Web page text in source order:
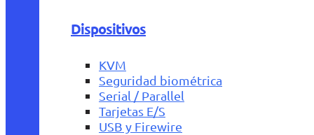
Dispositivos
KVM
Seguridad biométrica
Serial / Parallel
Tarjetas E/S
USB y Firewire